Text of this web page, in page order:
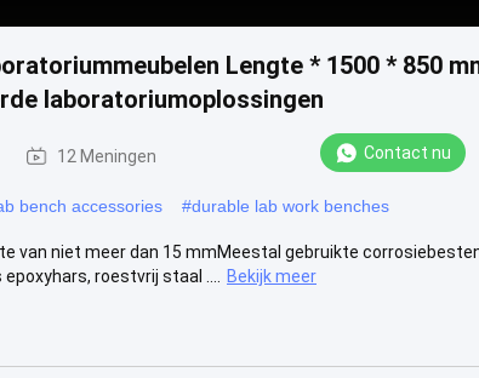
Lengte * 1500 * 850
laboratoriumoplossingen
12 Meningen Contact nu
bench accessories #durable lab work benches
van niet meer dan 15 mmMeestal gebruikte
roestvrij staal ....
Bekijk meer